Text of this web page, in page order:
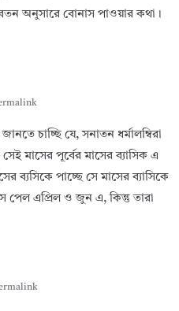
অনুসারে বোনাস পাওয়ার কথা।
চাচ্ছি যে, সনাতন ধর্মালম্বিরা
মাসের পূর্বের মাসের ব্যাসিক এ
ব্যসিকে পাচ্ছে সে মাসের ব্যাসিকে
পেল এপ্রিল ও জুন এ, কিন্তু তারা